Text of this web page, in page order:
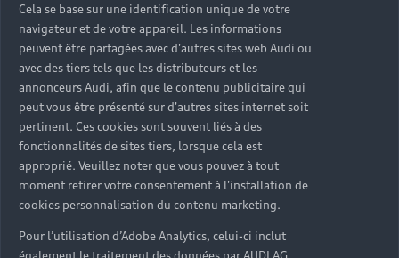
Audi connect, une
Cela se base sur une identification unique de votre
navigateur et de votre appareil. Les informations
peuvent être partagées avec d'autres sites web Audi ou
avec des tiers tels que les distributeurs et les
annonceurs Audi, afin que le contenu publicitaire qui
peut vous être présenté sur d'autres sites internet soit
pertinent. Ces cookies sont souvent liés à des
fonctionnalités de sites tiers, lorsque cela est
approprié. Veuillez noter que vous pouvez à tout
moment retirer votre consentement à l'installation de
cookies personnalisation du contenu marketing.
Pour l’utilisation d’Adobe Analytics, celui-ci inclut
également le traitement des données par AUDI AG.